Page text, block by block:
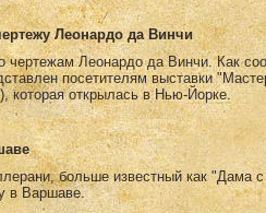
Леонардо да Винчи
чертежам Леонардо да Винчи. Как
посетителям выставки
которая открылась в Нью-Йорке.
больше известный как "Дама с
в Варшаве.